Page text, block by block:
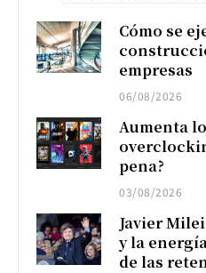
Cómo se
empresas
06/08/2026
Aumenta
pena?
03/08/2026
Javier
y la
de las